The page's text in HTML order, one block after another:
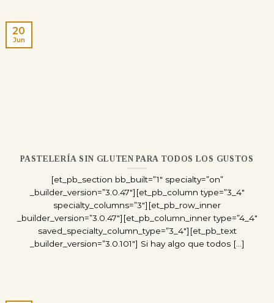
PASTELERÍA SIN GLUTEN PARA TODOS LOS GUSTOS
[et_pb_section bb_built=”1″ specialty=”on”
_builder_version=”3.0.47″][et_pb_column type=”3_4″
specialty_columns=”3″][et_pb_row_inner
_builder_version=”3.0.47″][et_pb_column_inner type=”4_4″
saved_specialty_column_type=”3_4″][et_pb_text
_builder_version=”3.0.101″] Si hay algo que todos [...]
20
Jun